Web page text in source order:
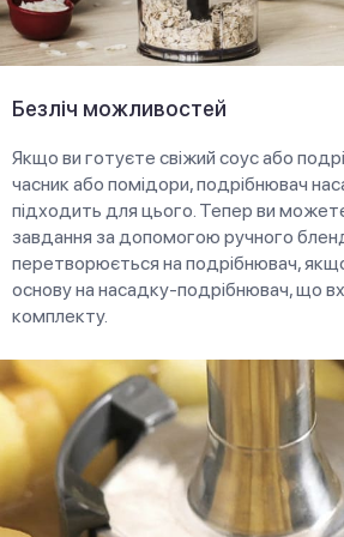
Безліч можливостей
Якщо ви готуєте свіжий соус або
часник або помідори, подрібнювач
підходить для цього. Тепер ви можете
завдання за допомогою ручного
перетворюється на подрібнювач,
основу на насадку-подрібнювач, що
комплекту.